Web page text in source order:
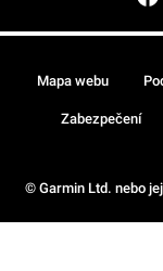
© Garmin Ltd. nebo
Mapa webu
Zabezpečení